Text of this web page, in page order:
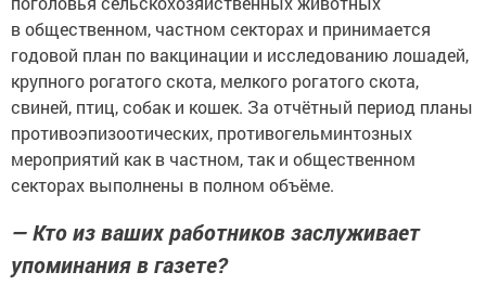
в общественном, частном секторах и принимается
годовой план по вакцинации и исследованию лошадей,
крупного рогатого скота, мелкого рогатого скота,
свиней, птиц, собак и кошек. За отчётный период планы
противоэпизоотических, противогельминтозных
мероприятий как в частном, так и общественном
секторах выполнены в полном объёме.
— Кто из ваших работников заслуживает
упоминания в газете?